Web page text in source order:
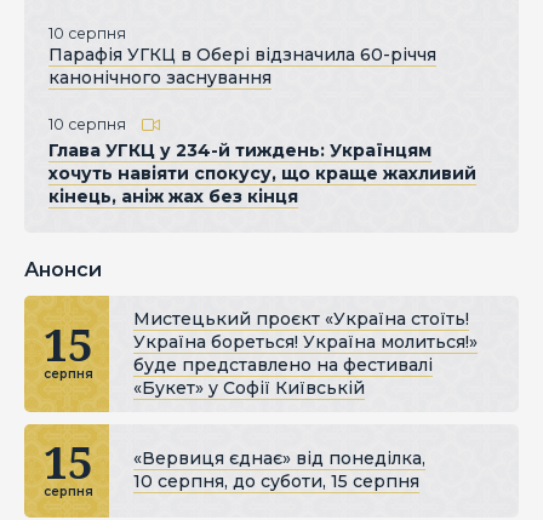
10 серпня
Парафія УГКЦ в Обері відзначила 60-річчя
канонічного заснування
10 серпня
Глава УГКЦ у 234-й тиждень: Українцям
хочуть навіяти спокусу, що краще жахливий
кінець, аніж жах без кінця
Анонси
15
серпня
Мистецький проєкт «Україна стоїть!
Україна бореться! Україна молиться!»
буде представлено на фестивалі
«Букет» у Софії Київській
15
серпня
«Вервиця єднає» від понеділка,
10 серпня, до суботи, 15 серпня